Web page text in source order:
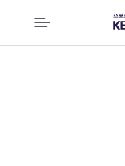
전
체